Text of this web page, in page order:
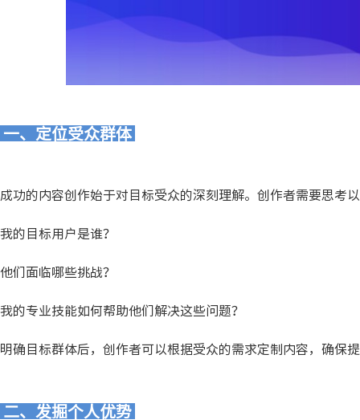
一、定位受众群体
成功的内容创作始于对目标受众的深刻理解。创作者需要思考
我的目标用户是谁？
他们面临哪些挑战？
我的专业技能如何帮助他们解决这些问题？
明确目标群体后，创作者可以根据受众的需求定制内容，确保
二、发掘个人优势